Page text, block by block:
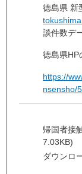
徳島県 新
談件数デ
徳島県HP
https://
nsensho/
帰国者接
7.03KB)
ダウンロ